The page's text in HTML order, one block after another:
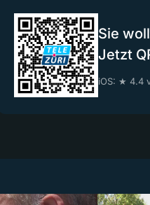
Sie
Jetzt
iOS: ★ 4.4